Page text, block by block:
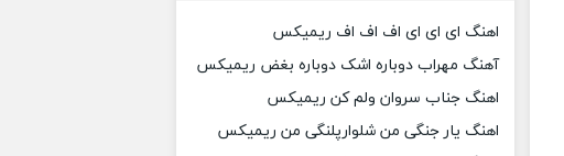
اهنگ ای ای ای اف اف اف ریمیکس
آهنگ مهراب دوباره اشک دوباره بغض ریمیکس
اهنگ جناب سروان ولم کن ریمیکس
اهنگ یار جنگی من شلوارپلنگی من ریمیکس